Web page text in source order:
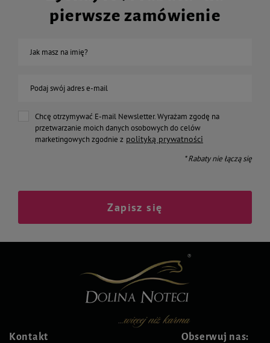
pierwsze zamówienie
Jak masz na imię?
Podaj swój adres e-mail
Chcę otrzymywać E-mail Newsletter. Wyrażam zgodę na
przetwarzanie moich danych osobowych do celów
marketingowych zgodnie z polityką prywatności
* Rabaty nie łączą się
Zapisz się
Kontakt Obserwuj nas: